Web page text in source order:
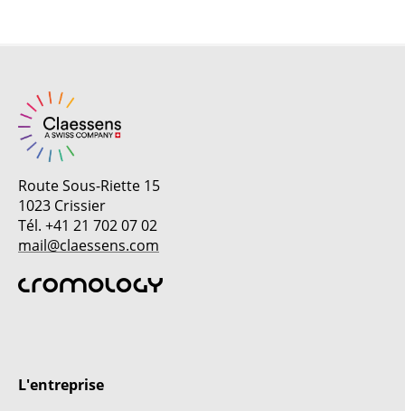
Route Sous-Riette 15
1023 Crissier
Tél. +41 21 702 07 02
mail@claessens.com
L'entreprise